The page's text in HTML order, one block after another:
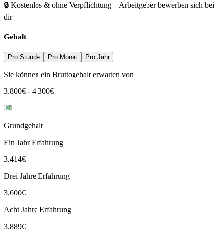
🔒 Kostenlos & ohne Verpflichtung – Arbeitgeber bewerben sich bei
dir
Gehalt
Pro Stunde Pro Monat Pro Jahr
Sie können ein Bruttogehalt erwarten von
3.800€ - 4.300€
Grundgehalt
Ein Jahr Erfahrung
3.414€
Drei Jahre Erfahrung
3.600€
Acht Jahre Erfahrung
3.889€